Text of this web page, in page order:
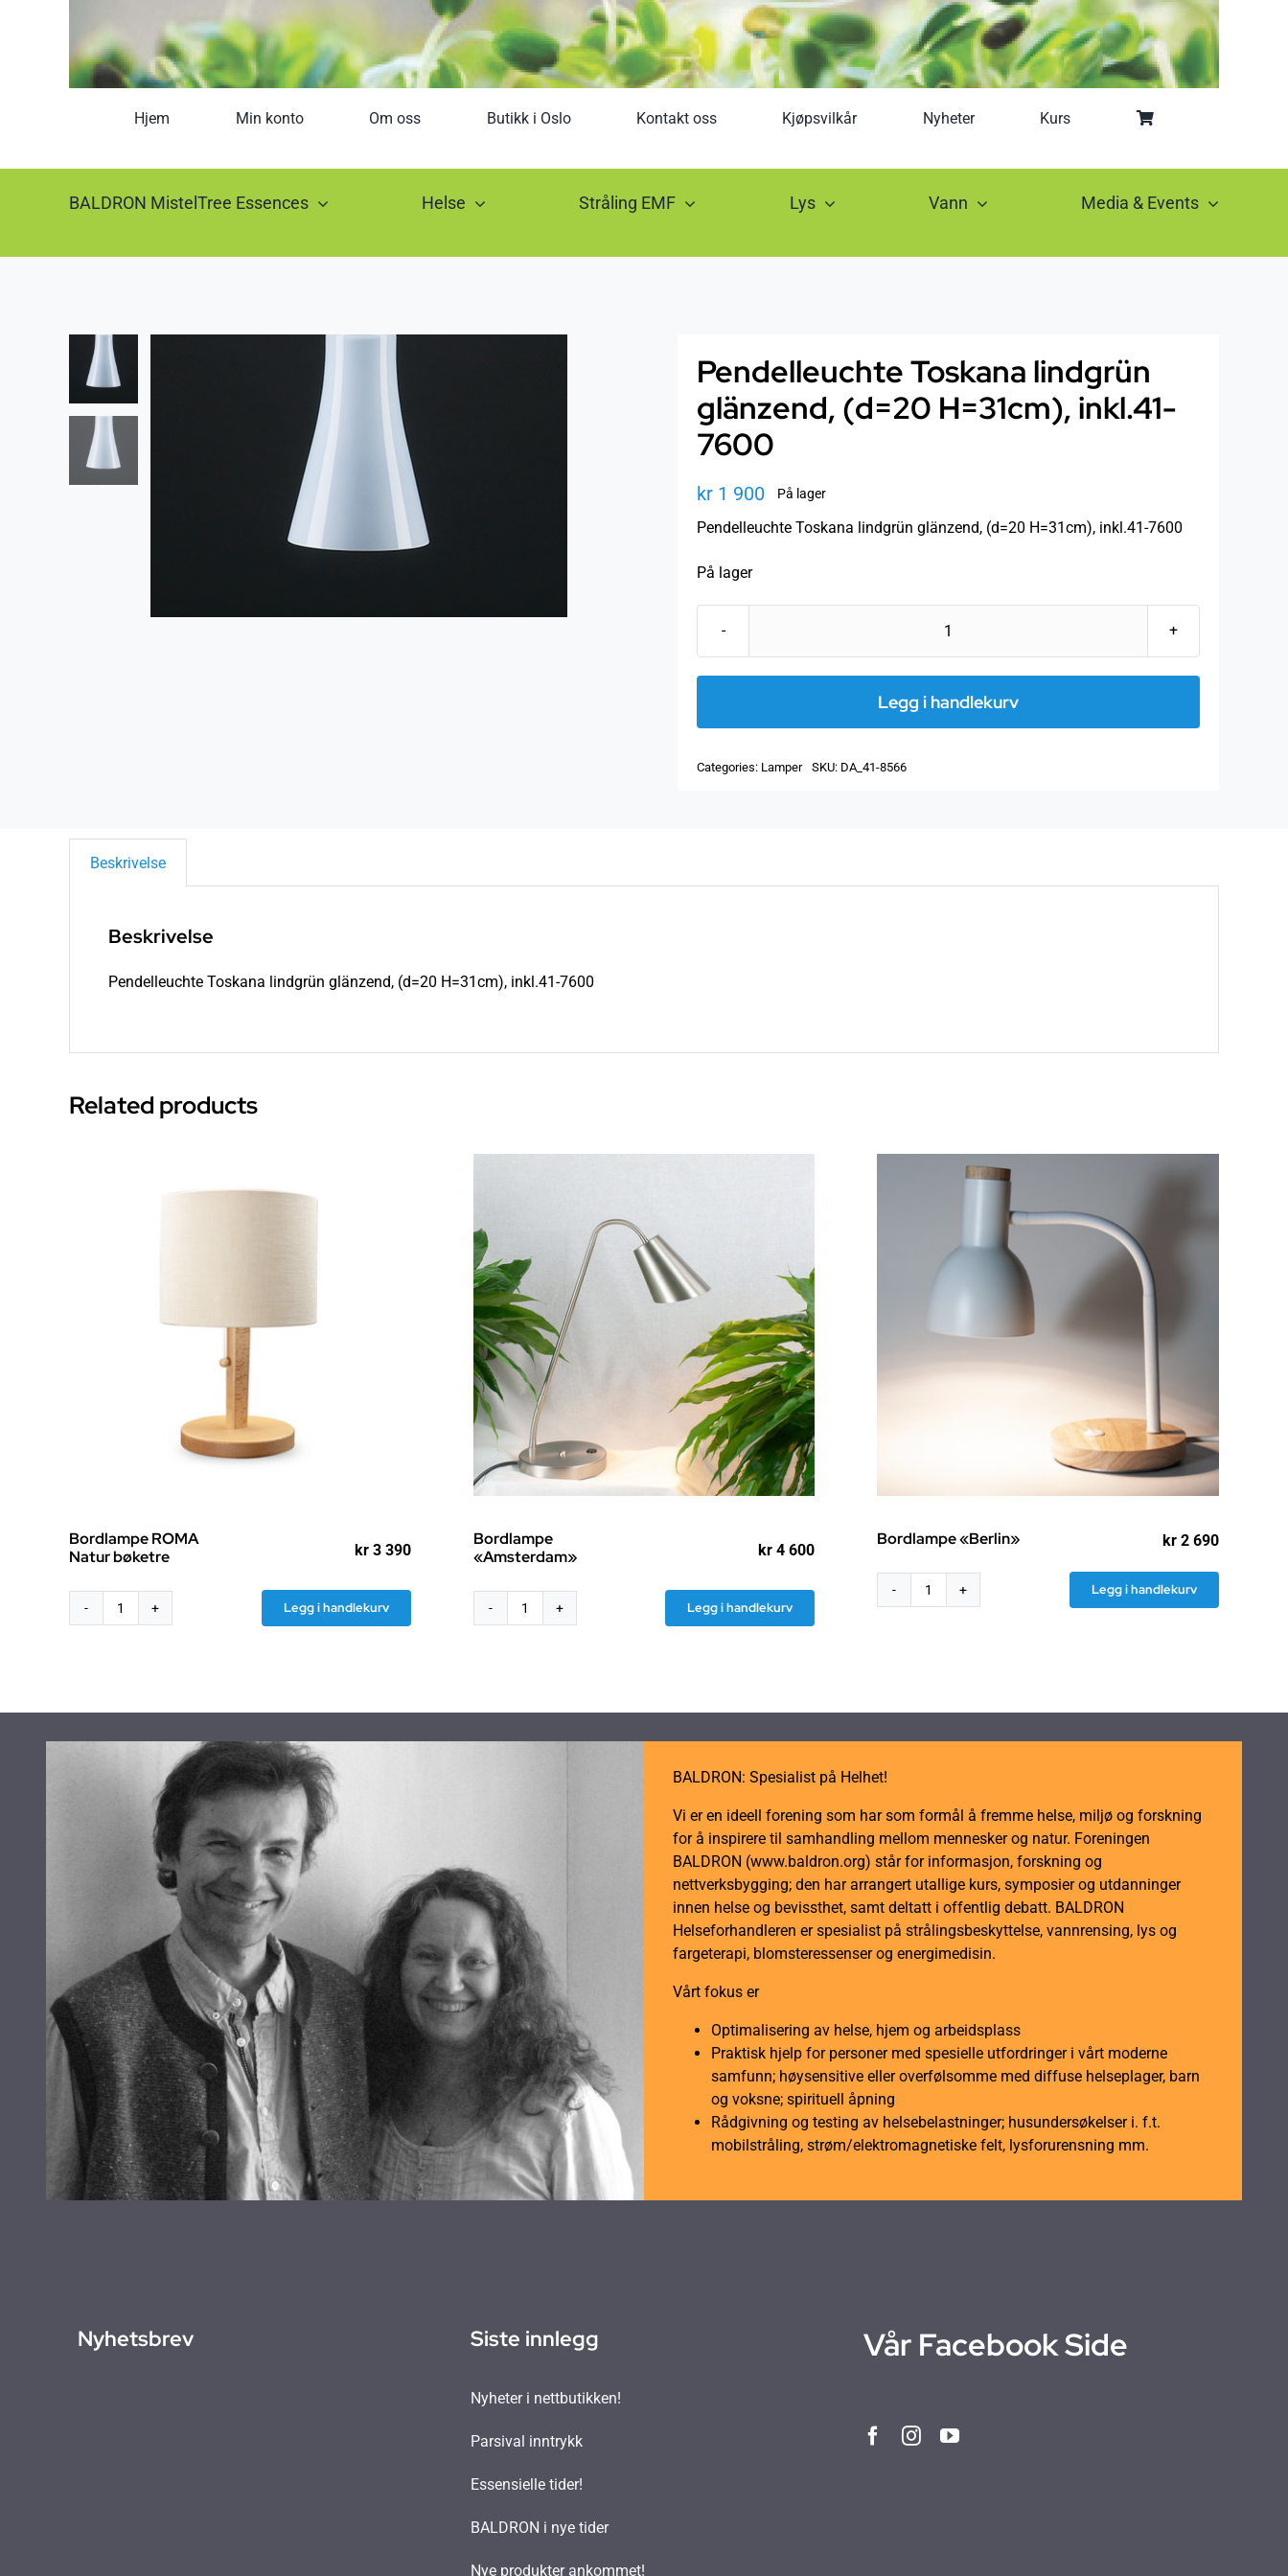
Hjem Min konto Om oss Butikk i Oslo Kontakt oss Kjøpsvilkår Nyheter Kurs
BALDRON MistelTree Essences Helse Stråling EMF Lys Vann Media & Events
Pendelleuchte Toskana lindgrün
glänzend, (d=20 H=31cm), inkl.41-
7600
kr 1 900 På lager
Pendelleuchte Toskana lindgrün glänzend, (d=20 H=31cm), inkl.41-7600
På lager
Pendelleuchte
lindgrün
Legg i handlekurv
Categories: Lamper SKU: DA_41-8566
Beskrivelse
Beskrivelse
Pendelleuchte Toskana lindgrün glänzend, (d=20 H=31cm), inkl.41-7600
Related products
Bordlampe ROMA
Natur bøketre
kr3 390
Bordlampe
Legg i handlekurv
Bordlampe
«Amsterdam»
kr 4 600
Bordlampe
Legg i handlekurv
Bordlampe «Berlin» kr 2 690
Bordlampe
Legg i handlekurv
BALDRON: Spesialist på Helhet!
Vi er en ideell forening som har som formål å fremme helse, miljø og forskning
for å inspirere til samhandling mellom mennesker og natur. Foreningen
BALDRON (www.baldron.org) står for informasjon, forskning og
nettverksbygging; den har arrangert utallige kurs, symposier og utdanninger
innen helse og bevissthet, samt deltatt i offentlig debatt. BALDRON
Helseforhandleren er spesialist på strålingsbeskyttelse, vannrensing, lys og
fargeterapi, blomsteressenser og energimedisin.
Vårt fokus er
Optimalisering av helse, hjem og arbeidsplass
Praktisk hjelp for personer med spesielle utfordringer i vårt moderne
samfunn; høysensitive eller overfølsomme med diffuse helseplager, barn
og voksne; spirituell åpning
Rådgivning og testing av helsebelastninger; husundersøkelser i. f.t.
mobilstråling, strøm/elektromagnetiske felt, lysforurensning mm.
Nyhetsbrev Siste innlegg
Nyheter i nettbutikken!
Parsival inntrykk
Essensielle tider!
BALDRON i nye tider
Nye produkter ankommet!
Vår Facebook Side